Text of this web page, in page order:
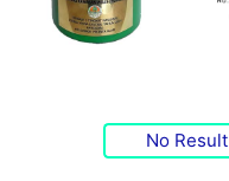
No Result